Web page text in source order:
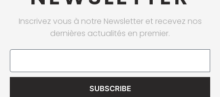
Inscrivez vous à notre Newsletter et recevez nos
dernières actualités en premier.
Email
SUBSCRIBE